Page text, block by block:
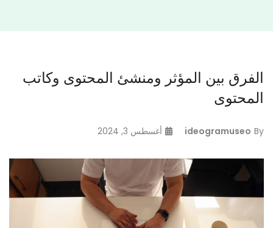
الفرق بين المؤثر ومنشئ المحتوى وكاتب
المحتوى
By
ideogramuseo أغسطس 3, 2024